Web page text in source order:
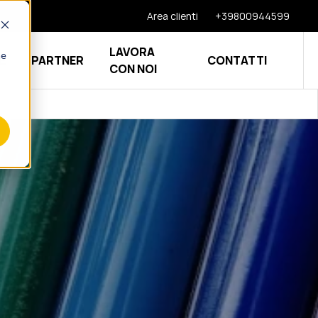
Area clienti +39800944599
PARTNER
LAVORA
CON NOI
CONTATTI